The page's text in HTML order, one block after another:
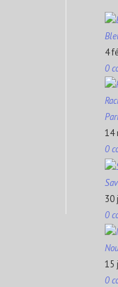
4
0
14
0
30
0
15
0